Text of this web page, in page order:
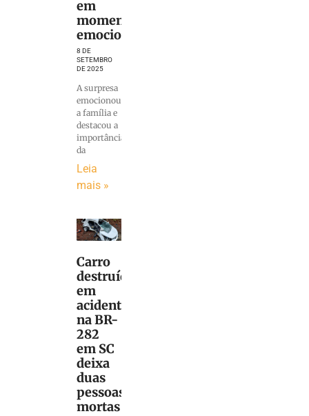
em
momento
emocionante
8 DE
SETEMBRO
DE 2025
A surpresa
emocionou
a família e
destacou a
importância
da
Leia
mais »
Carro
destruído
em
acidente
na BR-
282
em SC
deixa
duas
pessoas
mortas